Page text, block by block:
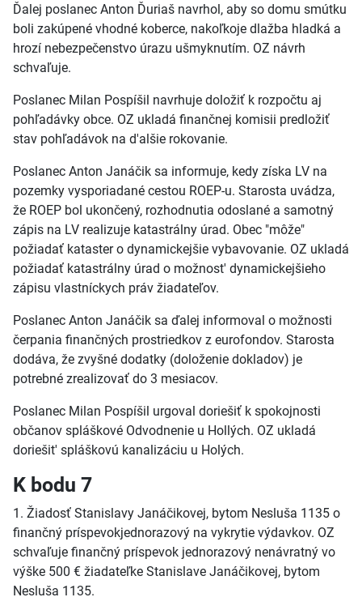
Ďalej poslanec Anton Ďuriaš navrhol, aby so domu smútku
boli zakúpené vhodné koberce, nakoľkoje dlažba hladká a
hrozí nebezpečenstvo úrazu ušmyknutím. OZ návrh
schvaľuje.
Poslanec Milan Pospíšil navrhuje doložiť k rozpočtu aj
pohľadávky obce. OZ ukladá finančnej komisii predložiť
stav pohľadávok na d'alšie rokovanie.
Poslanec Anton Janáčik sa informuje, kedy získa LV na
pozemky vysporiadané cestou ROEP-u. Starosta uvádza,
že ROEP bol ukončený, rozhodnutia odoslané a samotný
zápis na LV realizuje katastrálny úrad. Obec "môže"
požiadať kataster o dynamickejšie vybavovanie. OZ ukladá
požiadať katastrálny úrad o možnost' dynamickejšieho
zápisu vlastníckych práv žiadateľov.
Poslanec Anton Janáčik sa ďalej informoval o možnosti
čerpania finančných prostriedkov z eurofondov. Starosta
dodáva, že zvyšné dodatky (doloženie dokladov) je
potrebné zrealizovať do 3 mesiacov.
Poslanec Milan Pospíšil urgoval doriešiť k spokojnosti
občanov spláškové Odvodnenie u Hollých. OZ ukladá
doriešit' spláškovú kanalizáciu u Holých.
K bodu 7
1. Žiadosť Stanislavy Janáčikovej, bytom Nesluša 1135 o
finančný príspevokjednorazový na vykrytie výdavkov. OZ
schvaľuje finančný príspevok jednorazový nenávratný vo
výške 500 € žiadateľke Stanislave Janáčikovej, bytom
Nesluša 1135.